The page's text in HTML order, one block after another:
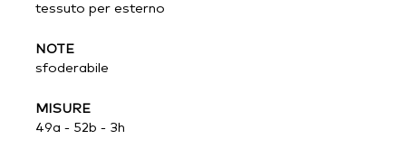
tessuto per esterno
NOTE
sfoderabile
MISURE
49a - 52b - 3h